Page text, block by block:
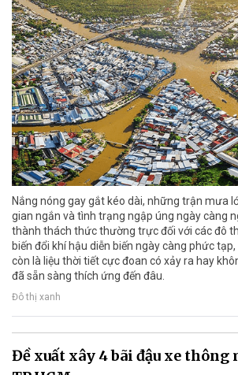
Nắng nóng gay gắt kéo dài, những trận mưa
gian ngắn và tình trạng ngập úng ngày càng
thành thách thức thường trực đối với các đô
biến đổi khí hậu diễn biến ngày càng phức
còn là liệu thời tiết cực đoan có xảy ra hay
đã sẵn sàng thích ứng đến đâu.
Đô thị xanh
Đề xuất xây 4 bãi đậu xe thông